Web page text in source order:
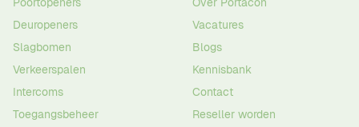
Deuropeners
Slagbomen
Verkeerspalen
Intercoms
Toegangsbeheer
Vacatures
Blogs
Kennisbank
Contact
Reseller worden